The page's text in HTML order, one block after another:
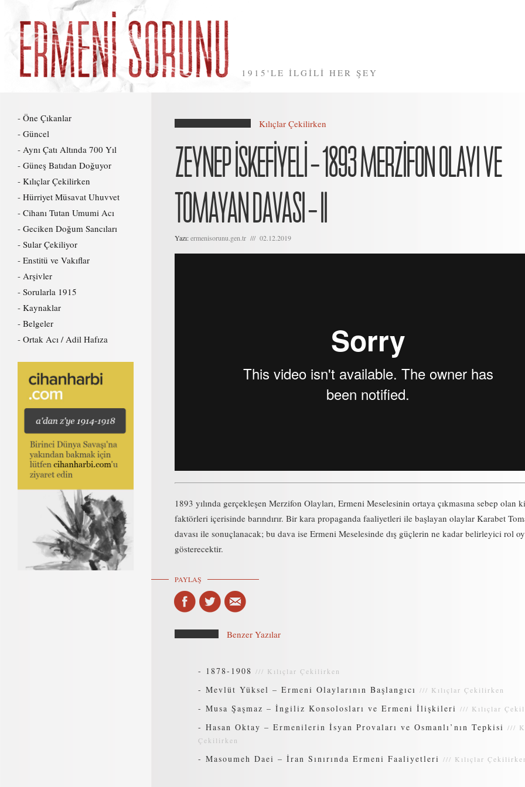
1915'LE İLGİLİ HER ŞEY
Öne Çıkanlar
Güncel
Aynı Çatı Altında 700 Yıl
Güneş Batıdan Doğuyor
Kılıçlar Çekilirken
Hürriyet Müsavat Uhuvvet
Cihanı Tutan Umumi Acı
Geciken Doğum Sancıları
Sular Çekiliyor
Enstitü ve Vakıflar
Arşivler
Sorularla 1915
Kaynaklar
Belgeler
Ortak Acı / Adil Hafıza
Kılıçlar Çekilirken
ZEYNEP İSKEFİYELİ – 1893 MERZİFON OLAYI VE
TOMAYAN DAVASI – II
Yazı:ermenisorunu.gen.tr /// 02.12.2019
1893 yılında gerçekleşen Merzifon Olayları, Ermeni Meselesinin ortaya çıkmasına sebep olan
faktörleri içerisinde barındırır. Bir kara propaganda faaliyetleri ile başlayan olaylar Karabet
davası ile sonuçlanacak; bu dava ise Ermeni Meselesinde dış güçlerin ne kadar belirleyici rol
gösterecektir.
PAYLAŞ
Benzer Yazılar
- 1878-1908 /// Kılıçlar Çekilirken
- Mevlüt Yüksel – Ermeni Olaylarının Başlangıcı /// Kılıçlar Çekilirken
- Musa Şaşmaz – İngiliz Konsolosları ve Ermeni İlişkileri /// Kılıçlar
- Hasan Oktay – Ermenilerin İsyan Provaları ve Osmanlı’nın Tepkisi ///
Çekilirken
- Masoumeh Daei – İran Sınırında Ermeni Faaliyetleri /// Kılıçlar